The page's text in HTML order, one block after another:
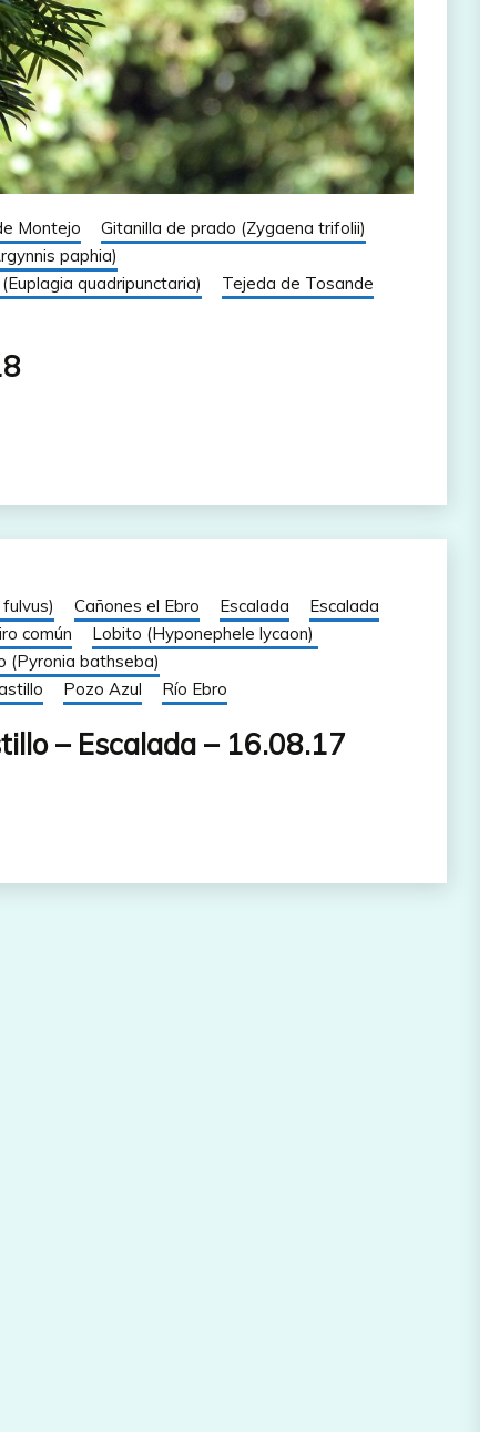
Montejo
Gitanilla de prado (Zygaena trifolii)
paphia)
quadripunctaria)
Tejeda de Tosande
Cañones el Ebro Escalada
Escalada
común
Lobito (Hyponephele lycaon)
(Pyronia bathseba)
Pozo Azul Río Ebro
– Escalada – 16.08.17